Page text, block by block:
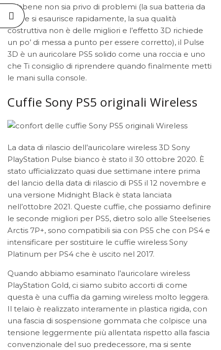
Sebbene non sia privo di problemi (la sua batteria da
12 ore si esaurisce rapidamente, la sua qualità
costruttiva non è delle migliori e l’effetto 3D richiede
un po’ di messa a punto per essere corretto), il Pulse
3D è un auricolare PS5 solido come una roccia e uno
che Ti consiglio di riprendere quando finalmente metti
le mani sulla console.
Cuffie Sony PS5 originali Wireless
La data di rilascio dell’auricolare wireless 3D Sony
PlayStation Pulse bianco è stato il 30 ottobre 2020. È
stato ufficializzato quasi due settimane intere prima
del lancio della data di rilascio di PS5 il 12 novembre e
una versione Midnight Black è stata lanciata
nell’ottobre 2021. Queste cuffie, che possiamo definire
le seconde migliori per PS5, dietro solo alle Steelseries
Arctis 7P+, sono compatibili sia con PS5 che con PS4 e
intensificare per sostituire le cuffie wireless Sony
Platinum per PS4 che è uscito nel 2017.
Quando abbiamo esaminato l’auricolare wireless
PlayStation Gold, ci siamo subito accorti di come
questa è una cuffia da gaming wireless molto leggera.
Il telaio è realizzato interamente in plastica rigida, con
una fascia di sospensione gommata che colpisce una
tensione leggermente più allentata rispetto alla fascia
convenzionale del suo predecessore, ma si sente